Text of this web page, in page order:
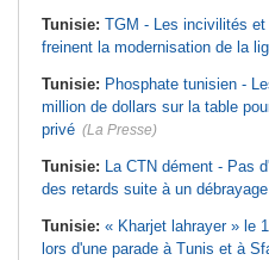
Tunisie: TGM - Les incivilités
freinent la modernisation de la
Tunisie: Phosphate tunisien -
million de dollars sur la table
privé (La Presse)
Tunisie: La CTN dément - Pas
des retards suite à un
Tunisie: « Kharjet lahrayer » le
lors d'une parade à Tunis et à